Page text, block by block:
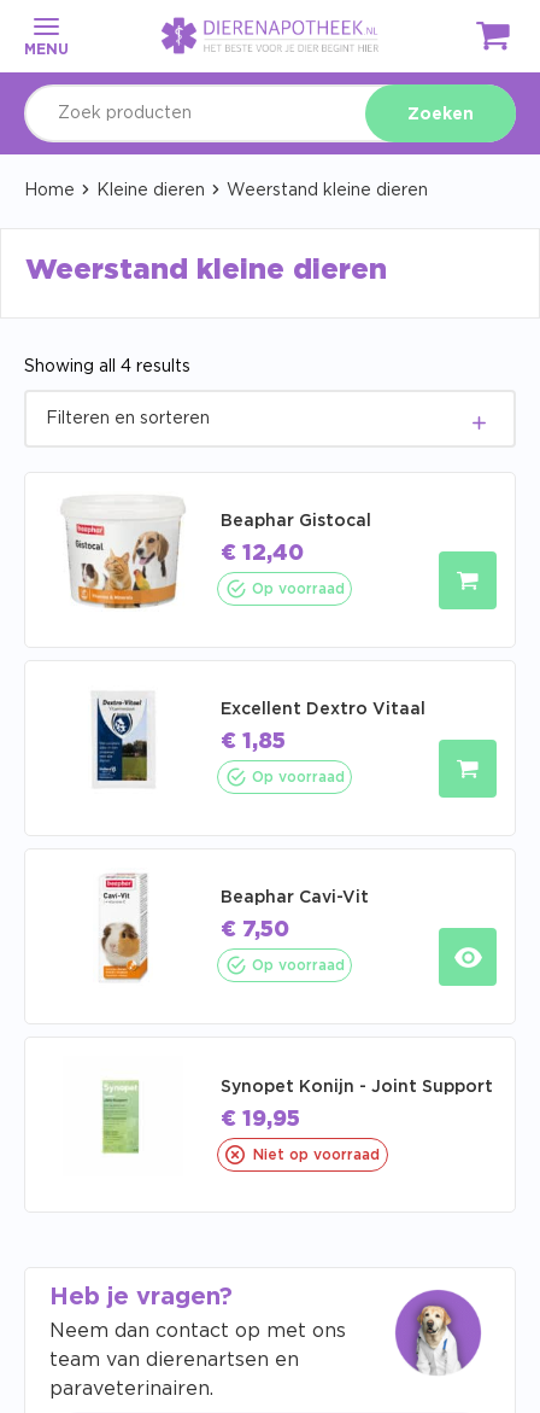
MENU
Zoeken
Home Kleine dieren Weerstand kleine dieren
Weerstand kleine dieren
Showing all 4 results
Beaphar Gistocal
€ 12,40
Op voorraad
Excellent Dextro Vitaal
€ 1,85
Op voorraad
Beaphar Cavi-Vit
€ 7,50
Op voorraad
Synopet Konijn - Joint Support
€ 19,95
Niet op voorraad
Heb je vragen?
Neem dan contact op met ons
team van dierenartsen en
paraveterinairen.